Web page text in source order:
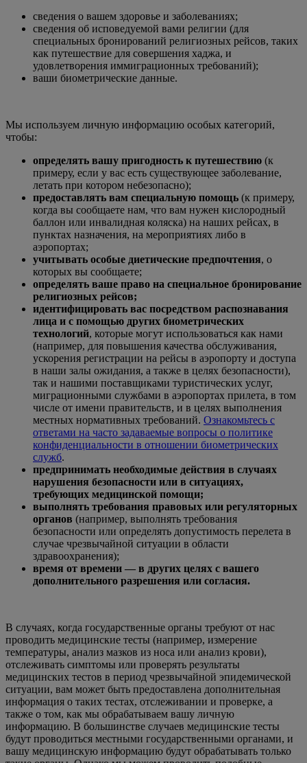
сведения о вашем здоровье и заболеваниях;
сведения об исповедуемой вами религии (для
специальных бронирований религиозных рейсов, таких
как путешествие для совершения хаджа, и
удовлетворения иммиграционных требований);
ваши биометрические данные.
Мы используем личную информацию особых категорий,
чтобы:
определять вашу пригодность к путешествию (к
примеру, если у вас есть существующее заболевание,
летать при котором небезопасно);
предоставлять вам специальную помощь (к примеру,
когда вы сообщаете нам, что вам нужен кислородный
баллон или инвалидная коляска) на наших рейсах, в
пунктах назначения, на мероприятиях либо в
аэропортах;
учитывать особые диетические предпочтения, о
которых вы сообщаете;
определять ваше право на специальное бронирование
религиозных рейсов;
идентифицировать вас посредством распознавания
лица и с помощью других биометрических
технологий, которые могут использоваться как нами
(например, для повышения качества обслуживания,
ускорения регистрации на рейсы в аэропорту и доступа
в наши залы ожидания, а также в целях безопасности),
так и нашими поставщиками туристических услуг,
миграционными службами в аэропортах прилета, в том
числе от имени правительств, и в целях выполнения
местных нормативных требований. Ознакомьтесь с
ответами на часто задаваемые вопросы о политике
конфиденциальности в отношении биометрических
служб.
предпринимать необходимые действия в случаях
нарушения безопасности или в ситуациях,
требующих медицинской помощи;
выполнять требования правовых или регуляторных
органов (например, выполнять требования
безопасности или определять допустимость перелета в
случае чрезвычайной ситуации в области
здравоохранения);
время от времени — в других целях с вашего
дополнительного разрешения или согласия.
В случаях, когда государственные органы требуют от нас
проводить медицинские тесты (например, измерение
температуры, анализ мазков из носа или анализ крови),
отслеживать симптомы или проверять результаты
медицинских тестов в период чрезвычайной эпидемической
ситуации, вам может быть предоставлена дополнительная
информация о таких тестах, отслеживании и проверке, а
также о том, как мы обрабатываем вашу личную
информацию. В большинстве случаев медицинские тесты
будут проводиться местными государственными органами, и
вашу медицинскую информацию будут обрабатывать только